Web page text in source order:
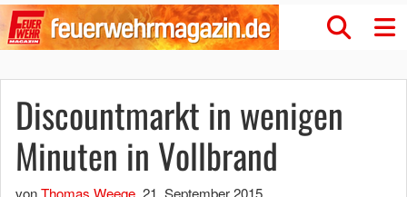
Discountmarkt in wenigen
Minuten in Vollbrand
vonThomas Weege, 21. September 2015